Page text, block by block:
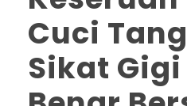
Cuci
Sikat